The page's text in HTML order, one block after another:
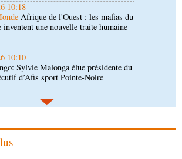
10:10
Sylvie Malonga élue présidente du
d’Afis sport Pointe-Noire
16:30
: rencontre des Congolais de
Brazzaville
15:30
édition de la Grande foire
Congo